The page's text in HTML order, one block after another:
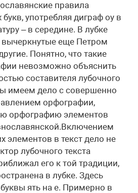
правила
употребляя диграф оу в
– в середине. В лубке
вычеркнутые еще Петром
Понятно, что такие
невозможно объяснить
составителя лубочного
имеем дело с совершенно
орфографии,
орфографию элементов
элементов в текст дело не
лубочного текста
его к той традиции,
в лубке. Здесь
ять на е. Примерно в